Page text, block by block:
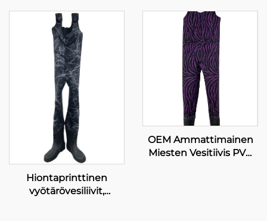
kenkien kanssa
läpäisemätön
neopreeniliivi
vesitiivisillä sukilla 100 %
vesitiivis
Hiontaprinttinen
vyötärövesiliivit,
OEM Ammattimainen
Miesten Vesitiivis PVC